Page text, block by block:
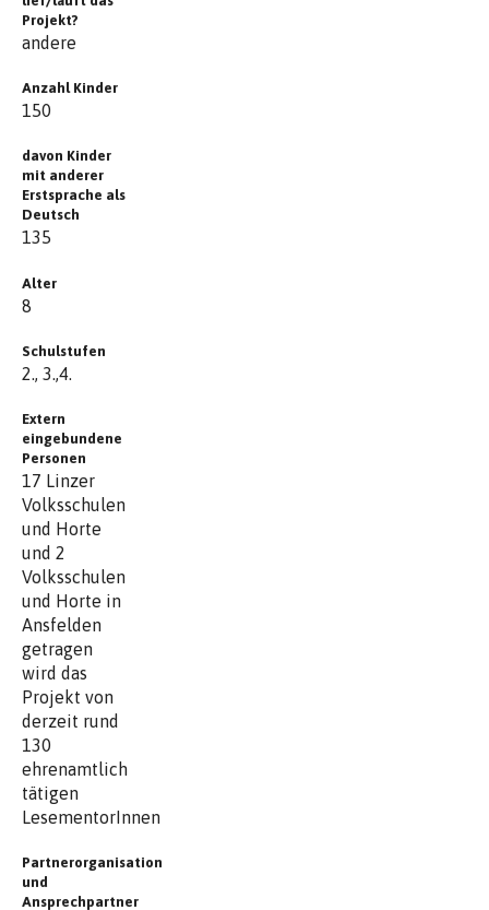
Projekt?
andere
Anzahl Kinder
150
davon Kinder
mit anderer
Erstsprache als
Deutsch
135
Alter
8
Schulstufen
2., 3.,4.
Extern
eingebundene
Personen
17 Linzer
Volksschulen
und Horte
und 2
Volksschulen
und Horte in
Ansfelden
getragen
wird das
Projekt von
derzeit rund
130
ehrenamtlich
tätigen
LesementorInnen
Partnerorganisation
und
Ansprechpartner